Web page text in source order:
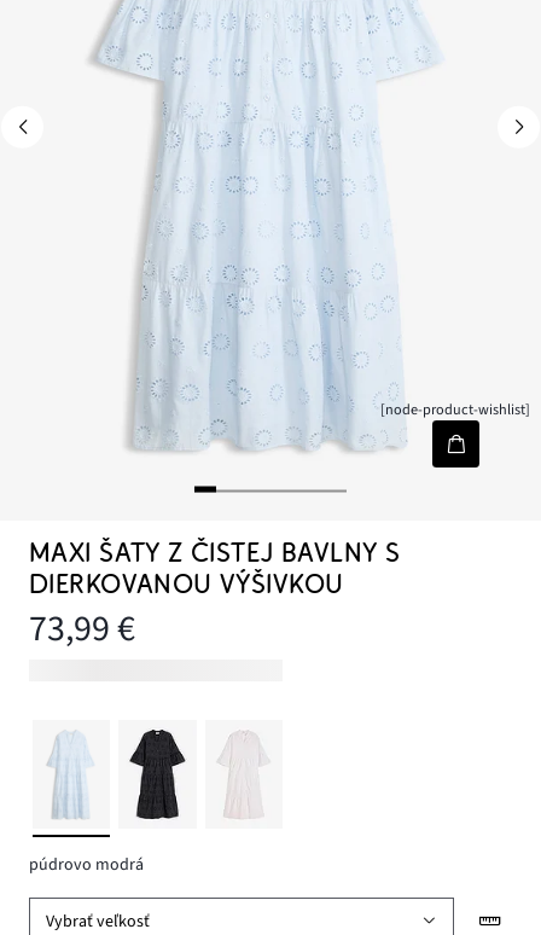
[node-product-wishlist]
MAXI ŠATY Z ČISTEJ BAVLNY S
DIERKOVANOU VÝŠIVKOU
73,99 €
púdrovo modrá
Vybrať veľkosť